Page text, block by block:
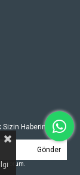
Haberiniz
Gönder